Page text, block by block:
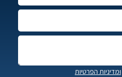
ומדיניות הפרטיות